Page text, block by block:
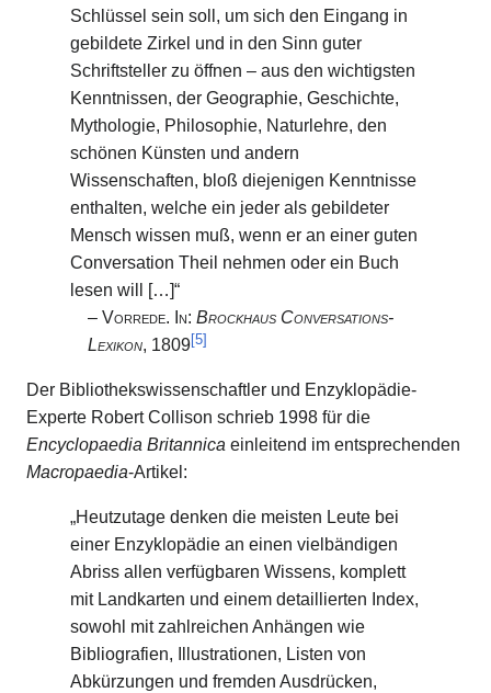
Schlüssel sein soll, um sich den Eingang in
gebildete Zirkel und in den Sinn guter
Schriftsteller zu öffnen – aus den wichtigsten
Kenntnissen, der Geographie, Geschichte,
Mythologie, Philosophie, Naturlehre, den
schönen Künsten und andern
Wissenschaften, bloß diejenigen Kenntnisse
enthalten, welche ein jeder als gebildeter
Mensch wissen muß, wenn er an einer guten
Conversation Theil nehmen oder ein Buch
lesen will […]“
– Vorrede. In: Brockhaus Conversations-
Lexikon, 1809[5]
Der Bibliothekswissenschaftler und Enzyklopädie-
Experte Robert Collison schrieb 1998 für die
Encyclopaedia Britannica einleitend im entsprechenden
Macropaedia-Artikel:
„Heutzutage denken die meisten Leute bei
einer Enzyklopädie an einen vielbändigen
Abriss allen verfügbaren Wissens, komplett
mit Landkarten und einem detaillierten Index,
sowohl mit zahlreichen Anhängen wie
Bibliografien, Illustrationen, Listen von
Abkürzungen und fremden Ausdrücken,